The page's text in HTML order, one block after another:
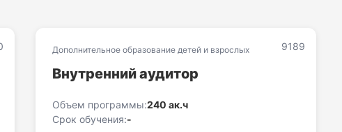
9189
Дополнительное образование детей и взрослых
Внутренний аудитор
Объем программы:240 ак.ч
Срок обучения:-